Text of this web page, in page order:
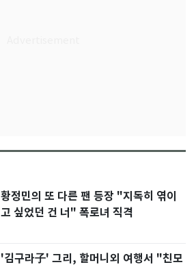
황정민의 또 다른 팬 등장 "지독히 엮이
고 싶었던 건 너" 폭로녀 직격
'김구라子' 그리, 할머니외 여행서 "친모